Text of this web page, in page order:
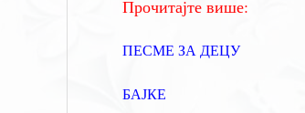
Прочитајте више:
ПЕСМЕ ЗА ДЕЦУ
БАЈКЕ